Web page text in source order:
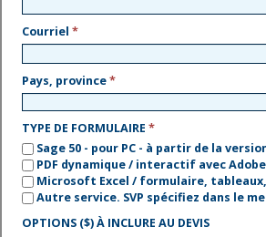
Courriel *
Pays, province*
TYPE DE FORMULAIRE *
Sage 50 - pour PC - à partir de la
PDF dynamique / interactif avec
Microsoft Excel / formulaire,
Autre service. SVP spécifiez dans le
OPTIONS ($) À INCLURE AU DEVIS